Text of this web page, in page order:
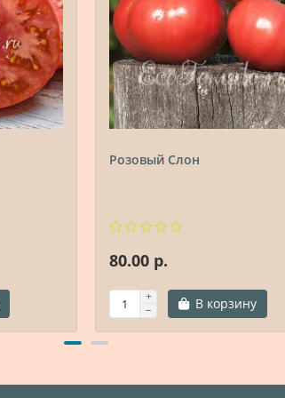
Розовый Слон
80.00 р.
В корзину